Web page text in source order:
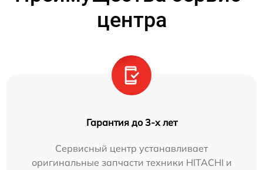
центра
Гарантия до 3-х лет
Сервисный центр устанавливает
оригинальные запчасти техники HITACHI и